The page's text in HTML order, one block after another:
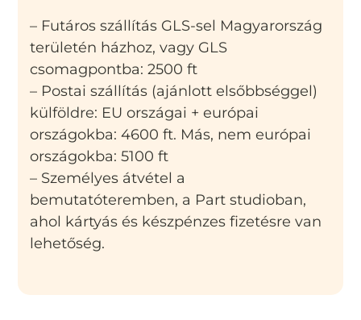
– Futáros szállítás GLS-sel Magyarország
területén házhoz, vagy GLS
csomagpontba: 2500 ft
– Postai szállítás (ajánlott elsőbbséggel)
külföldre: EU országai + európai
országokba: 4600 ft. Más, nem európai
országokba: 5100 ft
– Személyes átvétel a
bemutatóteremben, a Part studioban,
ahol kártyás és készpénzes fizetésre van
lehetőség.